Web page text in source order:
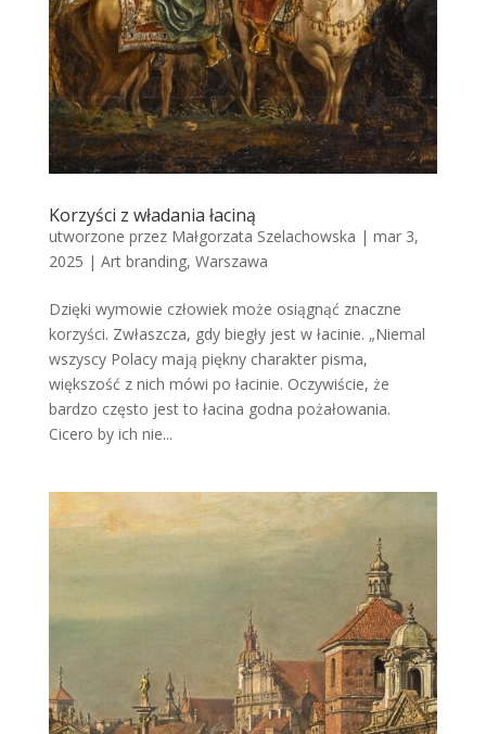
Korzyści z władania łaciną
utworzone przez Małgorzata Szelachowska | mar 3,
2025 | Art branding, Warszawa
Dzięki wymowie człowiek może osiągnąć znaczne
korzyści. Zwłaszcza, gdy biegły jest w łacinie. „Niemal
wszyscy Polacy mają piękny charakter pisma,
większość z nich mówi po łacinie. Oczywiście, że
bardzo często jest to łacina godna pożałowania.
Cicero by ich nie...